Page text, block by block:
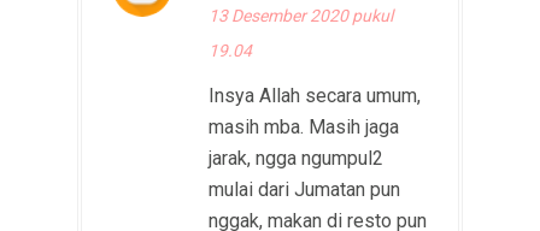
13 Desember 2020 pukul
19.04
Insya Allah secara umum,
masih mba. Masih jaga
jarak, ngga ngumpul2
mulai dari Jumatan pun
nggak, makan di resto pun